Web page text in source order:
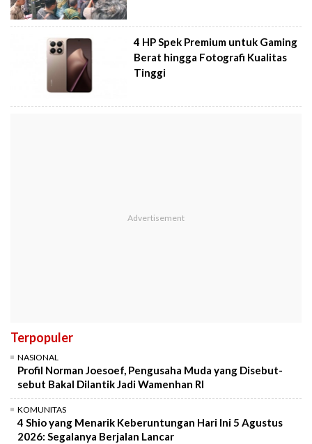
4 HP Spek Premium untuk Gaming
Berat hingga Fotografi Kualitas
Tinggi
Terpopuler
NASIONAL
Profil Norman Joesoef, Pengusaha Muda yang Disebut-
sebut Bakal Dilantik Jadi Wamenhan RI
KOMUNITAS
4 Shio yang Menarik Keberuntungan Hari Ini 5 Agustus
2026: Segalanya Berjalan Lancar